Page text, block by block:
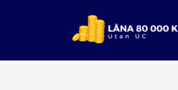
to